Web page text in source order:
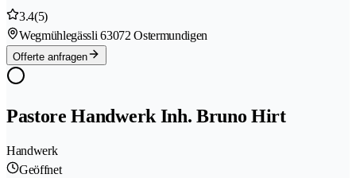
3.4(5)
Wegmühlegässli 63072 Ostermundigen
Offerte anfragen
Pastore Handwerk Inh. Bruno Hirt
Handwerk
Geöffnet